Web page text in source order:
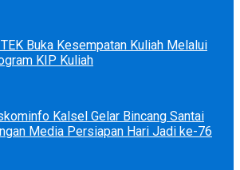
Buka Kesempatan Kuliah Melalui
KIP Kuliah
Kalsel Gelar Bincang Santai
Media Persiapan Hari Jadi ke-76